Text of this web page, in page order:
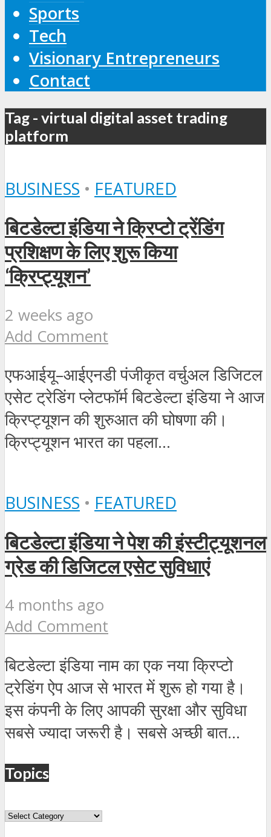
Sports
Tech
Visionary Entrepreneurs
Contact
Tag - virtual digital asset trading
platform
BUSINESS • FEATURED
बिटडेल्टा इंडिया ने क्रिप्टो ट्रेंडिंग
प्रशिक्षण के लिए शुरू किया
‘क्रिप्ट्यूशन’
2 weeks ago
Add Comment
एफआईयू–आईएनडी पंजीकृत वर्चुअल डिजिटल
एसेट ट्रेडिंग प्लेटफॉर्म बिटडेल्टा इंडिया ने आज
क्रिप्ट्यूशन की शुरुआत की घोषणा की।
क्रिप्ट्यूशन भारत का पहला...
BUSINESS • FEATURED
बिटडेल्टा इंडिया ने पेश की इंस्टीट्यूशनल
ग्रेड की डिजिटल एसेट सुविधाएं
4 months ago
Add Comment
बिटडेल्टा इंडिया नाम का एक नया क्रिप्टो
ट्रेडिंग ऐप आज से भारत में शुरू हो गया है।
इस कंपनी के लिए आपकी सुरक्षा और सुविधा
सबसे ज्यादा जरूरी है। सबसे अच्छी बात...
Topics
Topics